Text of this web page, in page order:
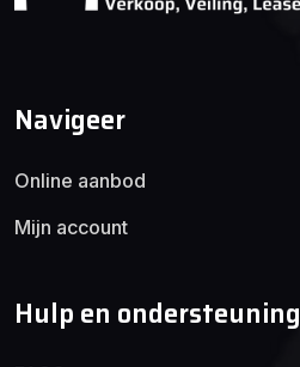
Navigeer
Online aanbod
Mijn account
Hulp en ondersteuning